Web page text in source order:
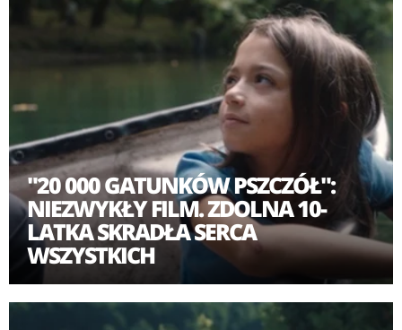
"20 000 GATUNKÓW PSZCZÓŁ":
NIEZWYKŁY FILM. ZDOLNA 10-
LATKA SKRADŁA SERCA
WSZYSTKICH